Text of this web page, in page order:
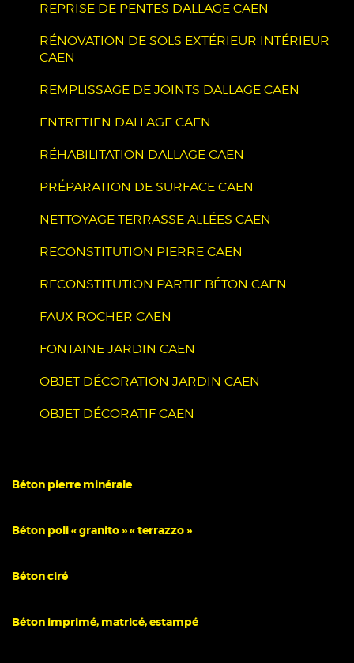
REPRISE DE PENTES DALLAGE CAEN
RÉNOVATION DE SOLS EXTÉRIEUR INTÉRIEUR
CAEN
REMPLISSAGE DE JOINTS DALLAGE CAEN
ENTRETIEN DALLAGE CAEN
RÉHABILITATION DALLAGE CAEN
PRÉPARATION DE SURFACE CAEN
NETTOYAGE TERRASSE ALLÉES CAEN
RECONSTITUTION PIERRE CAEN
RECONSTITUTION PARTIE BÉTON CAEN
FAUX ROCHER CAEN
FONTAINE JARDIN CAEN
OBJET DÉCORATION JARDIN CAEN
OBJET DÉCORATIF CAEN
Béton pierre minérale
Béton poli « granito » « terrazzo »
Béton ciré
Béton imprimé, matricé, estampé